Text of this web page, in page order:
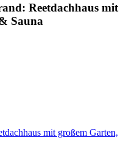
Reetdachhaus mit
Sauna
mit großem Garten,